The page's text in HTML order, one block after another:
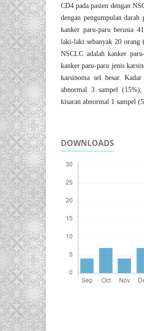
CD4 pada pasien dengan
dengan pengumpulan darah
kanker paru-paru berusia
laki-laki sebanyak 20 orang
NSCLC adalah kanker
kanker paru-paru jenis
karsinoma sel besar.
abnormal 3 sampel
kisaran abnormal 1 sampel
DOWNLOADS